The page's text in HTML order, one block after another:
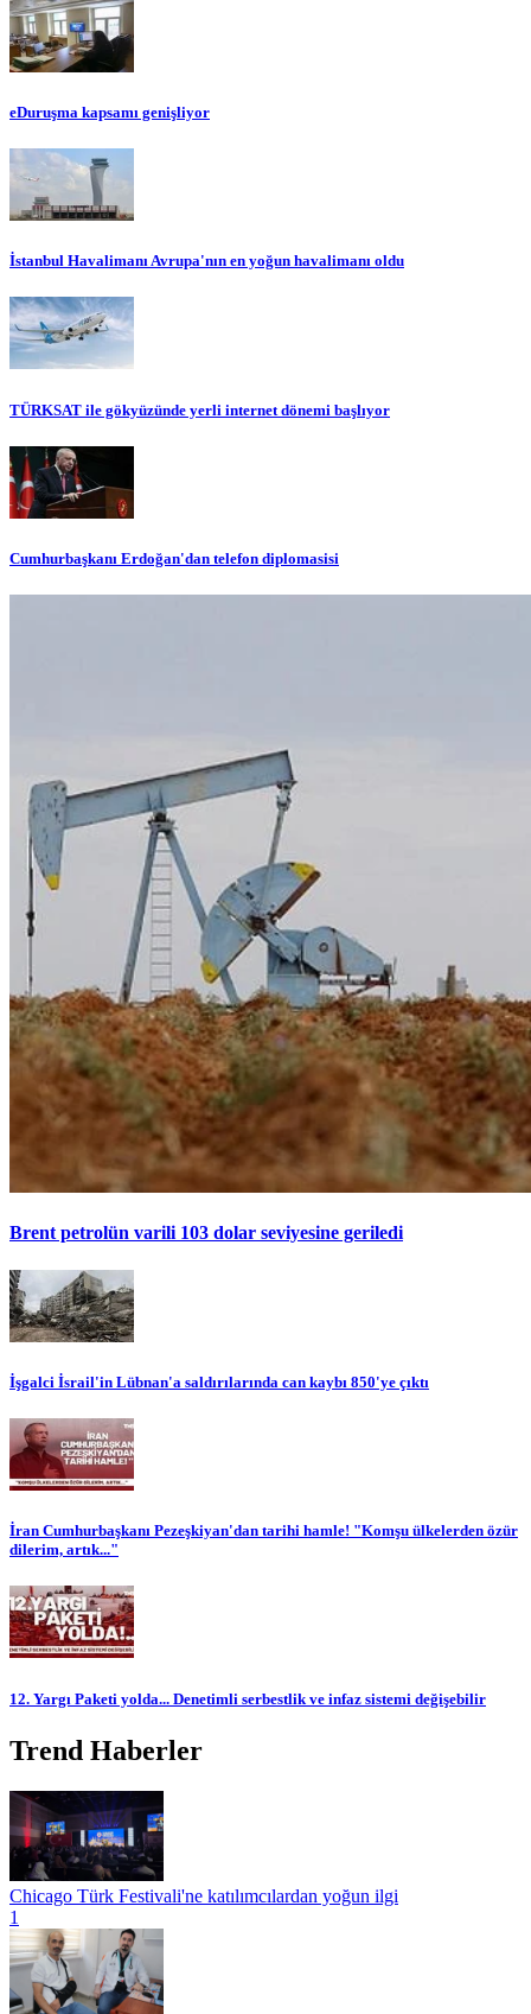
eDuruşma kapsamı genişliyor
İstanbul Havalimanı Avrupa'nın en yoğun havalimanı oldu
TÜRKSAT ile gökyüzünde yerli internet dönemi başlıyor
Cumhurbaşkanı Erdoğan'dan telefon diplomasisi
Brent petrolün varili 103 dolar seviyesine geriledi
İşgalci İsrail'in Lübnan'a saldırılarında can kaybı 850'ye çıktı
İran Cumhurbaşkanı Pezeşkiyan'dan tarihi hamle! "Komşu ülkelerden özür
dilerim, artık..."
12. Yargı Paketi yolda... Denetimli serbestlik ve infaz sistemi değişebilir
Trend Haberler
Chicago Türk Festivali'ne katılımcılardan yoğun ilgi
1